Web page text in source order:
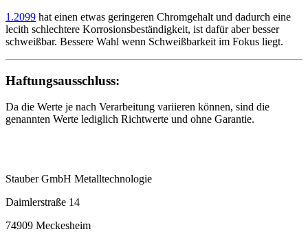
1.2099 hat einen etwas geringeren Chromgehalt und dadurch eine
lecith schlechtere Korrosionsbeständigkeit, ist dafür aber besser
schweißbar. Bessere Wahl wenn Schweißbarkeit im Fokus liegt.
Haftungsausschluss:
Da die Werte je nach Verarbeitung variieren können, sind die
genannten Werte lediglich Richtwerte und ohne Garantie.
Stauber GmbH Metalltechnologie
Daimlerstraße 14
74909 Meckesheim